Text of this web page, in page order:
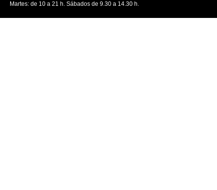
Martes: de 10 a 21 h. Sábados de 9.30 a 14.30 h.